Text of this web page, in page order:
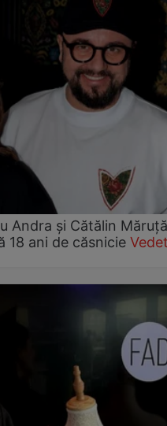
Andra și Cătălin
18 ani de căsnicie